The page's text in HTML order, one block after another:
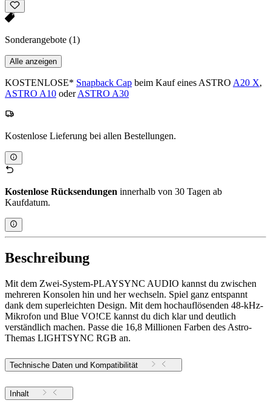
Sonderangebote (1)
Alle anzeigen
KOSTENLOSE* Snapback Cap beim Kauf eines ASTRO A20 X,
ASTRO A10 oderASTRO A30
Kostenlose Lieferung bei allen Bestellungen.
Kostenlose Rücksendungen innerhalb von 30 Tagen ab
Kaufdatum.
Beschreibung
Mit dem Zwei-System-PLAYSYNC AUDIO kannst du zwischen
mehreren Konsolen hin und her wechseln. Spiel ganz entspannt
dank dem superleichten Design. Mit dem hochauflösenden 48-kHz-
Mikrofon und Blue VO!CE kannst du dich klar und deutlich
verständlich machen. Passe die 16,8 Millionen Farben des Astro-
Themas LIGHTSYNC RGB an.
Technische Daten und Kompatibilität
Inhalt